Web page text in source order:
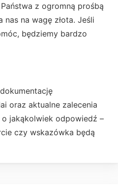
z ogromną prośbą
nas na wagę złota. Jeśli
będziemy bardzo
oraz aktualne zalecenia
jakąkolwiek odpowiedź –
czy wskazówka będą